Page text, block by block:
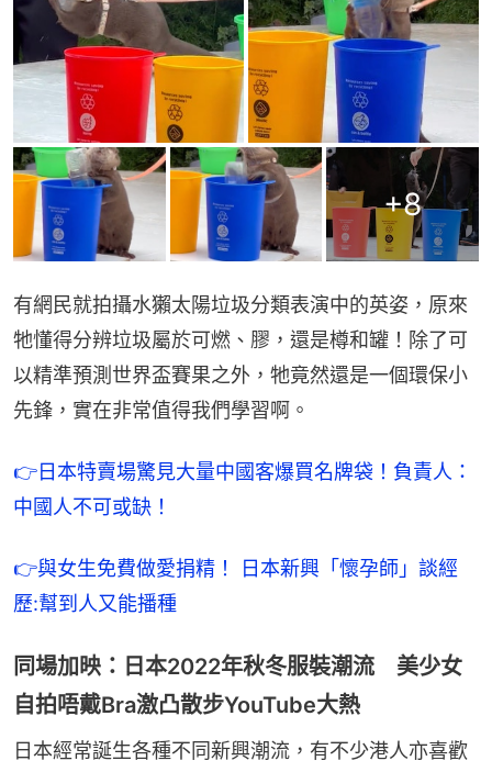
+8
有網民就拍攝水獺太陽垃圾分類表演中的英姿，原來
牠懂得分辨垃圾屬於可燃、膠，還是樽和罐！除了可
以精準預測世界盃賽果之外，牠竟然還是一個環保小
先鋒，實在非常值得我們學習啊。
👉日本特賣場驚見大量中國客爆買名牌袋！負責人：
中國人不可或缺！
👉與女生免費做愛捐精！ 日本新興「懷孕師」談經
歷:幫到人又能播種
同場加映：日本2022年秋冬服裝潮流 美少女
自拍唔戴Bra激凸散步YouTube大熱
日本經常誕生各種不同新興潮流，有不少港人亦喜歡